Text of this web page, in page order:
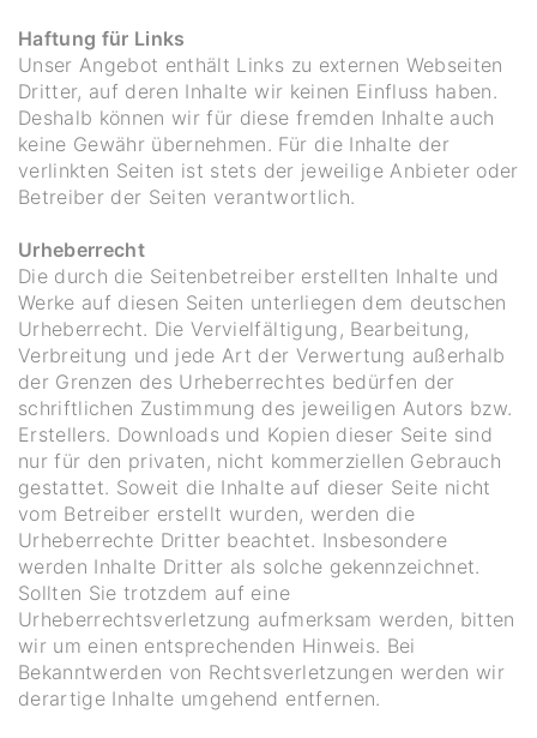
Haftung für Links
Unser Angebot enthält Links zu externen Webseiten
Dritter, auf deren Inhalte wir keinen Einfluss haben.
Deshalb können wir für diese fremden Inhalte auch
keine Gewähr übernehmen. Für die Inhalte der
verlinkten Seiten ist stets der jeweilige Anbieter oder
Betreiber der Seiten verantwortlich.
Urheberrecht
Die durch die Seitenbetreiber erstellten Inhalte und
Werke auf diesen Seiten unterliegen dem deutschen
Urheberrecht. Die Vervielfältigung, Bearbeitung,
Verbreitung und jede Art der Verwertung außerhalb
der Grenzen des Urheberrechtes bedürfen der
schriftlichen Zustimmung des jeweiligen Autors bzw.
Erstellers. Downloads und Kopien dieser Seite sind
nur für den privaten, nicht kommerziellen Gebrauch
gestattet. Soweit die Inhalte auf dieser Seite nicht
vom Betreiber erstellt wurden, werden die
Urheberrechte Dritter beachtet. Insbesondere
werden Inhalte Dritter als solche gekennzeichnet.
Sollten Sie trotzdem auf eine
Urheberrechtsverletzung aufmerksam werden, bitten
wir um einen entsprechenden Hinweis. Bei
Bekanntwerden von Rechtsverletzungen werden wir
derartige Inhalte umgehend entfernen.